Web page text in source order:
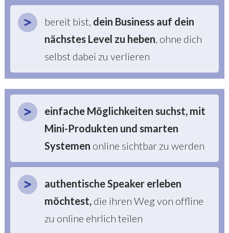
bereit bist, dein Business auf dein
nächstes Level zu heben, ohne dich
selbst dabei zu verlieren
einfache Möglichkeiten suchst, mit
Mini-Produkten und smarten
Systemen online sichtbar zu werden
authentische Speaker erleben
möchtest, die ihren Weg von offline
zu online ehrlich teilen